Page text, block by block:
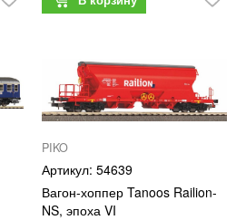
PIKO
54639
Вагон-хоппер Tanoos Railion-
NS, эпоха VI